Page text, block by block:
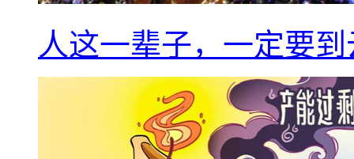
人这一辈子，一定要